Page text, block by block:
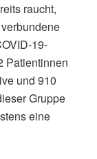
raucht,
19-
Patientinnen
und 910
Gruppe
eine